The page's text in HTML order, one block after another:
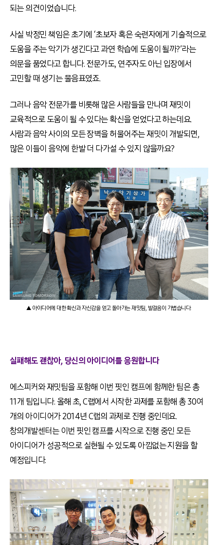
되는 의견이었습니다.
사실 박정민 책임은 초기에 ‘초보자 혹은 숙련자에게 기술적으로
도움을 주는 악기가 생긴다고 과연 학습에 도움이 될까?’라는
의문을 품었다고 합니다. 전문가도, 연주자도 아닌 입장에서
고민할 때 생기는 물음표였죠.
그러나 음악 전문가를 비롯해 많은 사람들을 만나며 재밋이
교육적으로 도움이 될 수 있다는 확신을 얻었다고 하는데요.
사람과 음악 사이의 모든 장벽을 허물어주는 재밋이 개발되면,
많은 이들이 음악에 한발 더 다가설 수 있지 않을까요?
▲ 아이디어에 대한 확신과 자신감을 얻고 돌아가는 재밋팀, 발걸음이 가볍습니다.
실패해도 괜찮아, 당신의 아이디어를 응원합니다
에스피커와 재밋팀을 포함해 이번 핏인 캠프에 함께한 팀은 총
11개 팀입니다. 올해 초, C랩에서 시작한 과제를 포함해 총 30여
개의 아이디어가 2014년 C랩의 과제로 진행 중인데요.
창의개발센터는 이번 핏인 캠프를 시작으로 진행 중인 모든
아이디어가 성공적으로 실현될 수 있도록 아낌없는 지원을 할
예정입니다.